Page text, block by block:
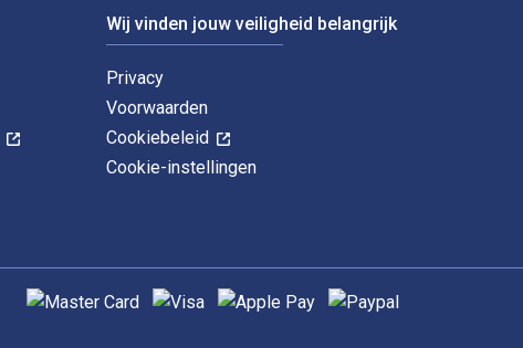
Wij vinden jouw veiligheid belangrijk
Privacy
Voorwaarden
Cookiebeleid
Cookie-instellingen
Ondersteunde betaalmethoden